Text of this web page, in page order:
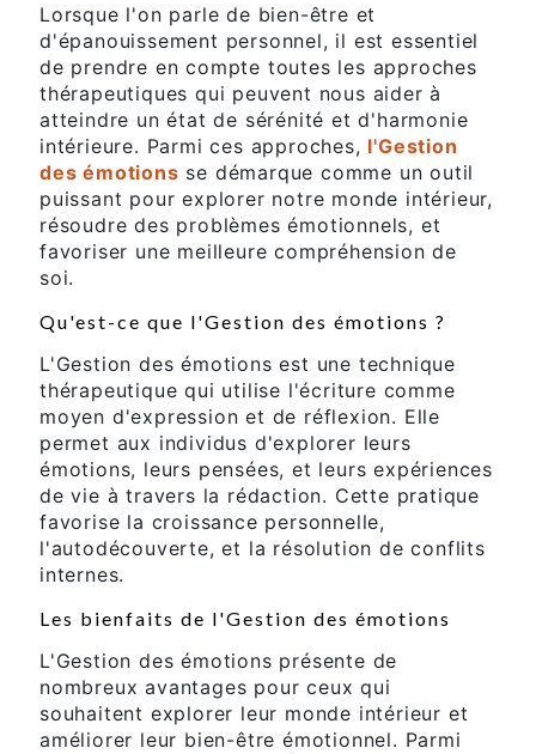
Lorsque l'on parle de bien-être et
d'épanouissement personnel, il est essentiel
de prendre en compte toutes les approches
thérapeutiques qui peuvent nous aider à
atteindre un état de sérénité et d'harmonie
intérieure. Parmi ces approches, l'Gestion
des émotions se démarque comme un outil
puissant pour explorer notre monde intérieur,
résoudre des problèmes émotionnels, et
favoriser une meilleure compréhension de
soi.
Qu'est-ce que l'Gestion des émotions ?
L'Gestion des émotions est une technique
thérapeutique qui utilise l'écriture comme
moyen d'expression et de réflexion. Elle
permet aux individus d'explorer leurs
émotions, leurs pensées, et leurs expériences
de vie à travers la rédaction. Cette pratique
favorise la croissance personnelle,
l'autodécouverte, et la résolution de conflits
internes.
Les bienfaits de l'Gestion des émotions
L'Gestion des émotions présente de
nombreux avantages pour ceux qui
souhaitent explorer leur monde intérieur et
améliorer leur bien-être émotionnel. Parmi